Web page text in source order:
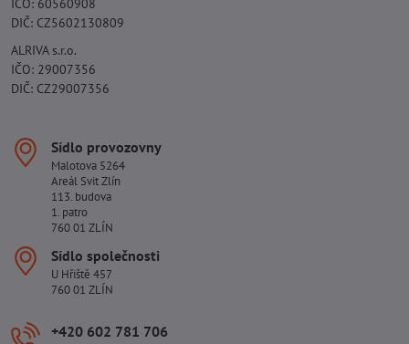
IČO: 60560908
DIČ: CZ5602130809
ALRIVA s.r.o.
IČO: 29007356
DIČ: CZ29007356
Sídlo provozovny
Malotova 5264
Areál Svit Zlín
113. budova
1. patro
760 01 ZLÍN
Sídlo společnosti
U Hřiště 457
760 01 ZLÍN
+420 602 781 706